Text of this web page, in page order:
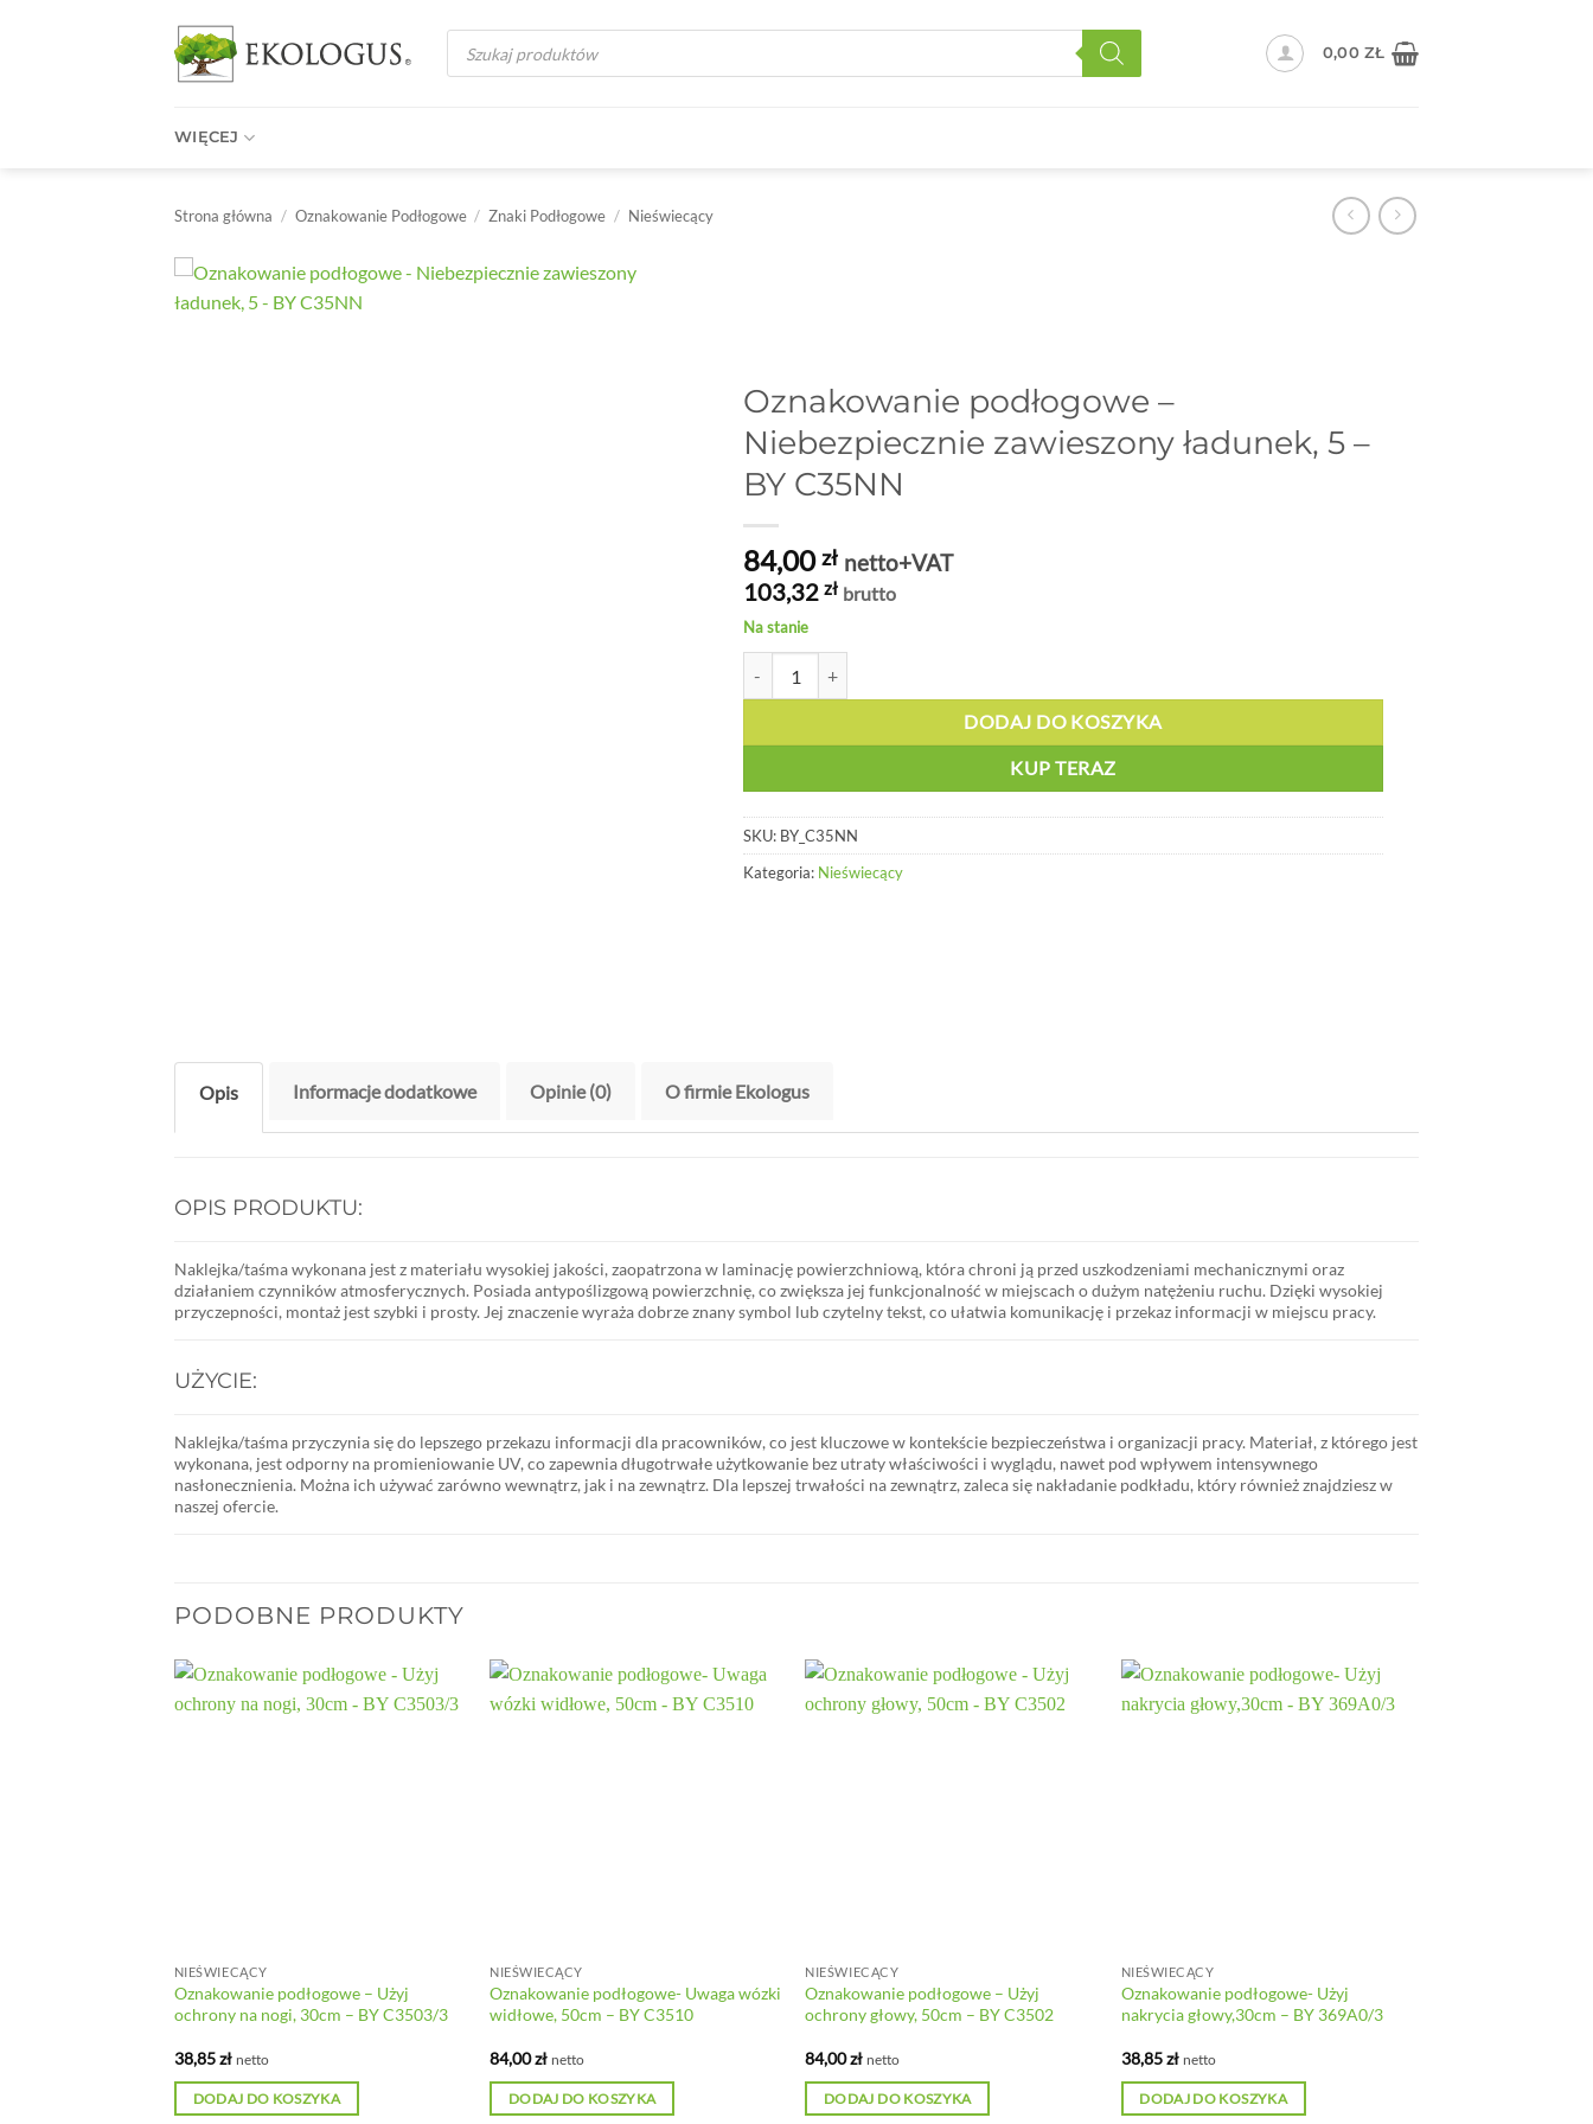
Wyszukiwarka
produktów
0,00ZŁ
WIĘCEJ
Strona główna / Oznakowanie Podłogowe / Znaki Podłogowe / Nieświecący
Oznakowanie podłogowe –
Niebezpiecznie zawieszony ładunek, 5 –
BY C35NN
84,00zł netto+VAT
103,32 zł brutto
Na stanie
DODAJ DO KOSZYKA
KUP TERAZ
SKU: BY_C35NN
Kategoria: Nieświecący
Opis Informacje dodatkowe Opinie (0) O firmie Ekologus
OPIS PRODUKTU:
Naklejka/taśma wykonana jest z materiału wysokiej jakości, zaopatrzona w laminację powierzchniową, która chroni ją przed uszkodzeniami mechanicznymi oraz
działaniem czynników atmosferycznych. Posiada antypоślizgową powierzchnię, co zwiększa jej funkcjonalność w miejscach o dużym natężeniu ruchu. Dzięki wysokiej
przyczepności, montaż jest szybki i prosty. Jej znaczenie wyraża dobrze znany symbol lub czytelny tekst, co ułatwia komunikację i przekaz informacji w miejscu pracy.
UŻYCIE:
Naklejka/taśma przyczynia się do lepszego przekazu informacji dla pracowników, co jest kluczowe w kontekście bezpieczeństwa i organizacji pracy. Materiał, z którego jest
wykonana, jest odporny na promieniowanie UV, co zapewnia długotrwałe użytkowanie bez utraty właściwości i wyglądu, nawet pod wpływem intensywnego
nasłonecznienia. Można ich używać zarówno wewnątrz, jak i na zewnątrz. Dla lepszej trwałości na zewnątrz, zaleca się nakładanie podkładu, który również znajdziesz w
naszej ofercie.
PODOBNE PRODUKTY
NIEŚWIECĄCY
Oznakowanie podłogowe – Użyj
ochrony na nogi, 30cm – BY C3503/3
38,85zł netto
DODAJ DO KOSZYKA
NIEŚWIECĄCY
Oznakowanie podłogowe- Uwaga wózki
widłowe, 50cm – BY C3510
84,00zł netto
DODAJ DO KOSZYKA
NIEŚWIECĄCY
Oznakowanie podłogowe – Użyj
ochrony głowy, 50cm – BY C3502
84,00zł netto
DODAJ DO KOSZYKA
NIEŚWIECĄCY
Oznakowanie podłogowe- Użyj
nakrycia głowy,30cm – BY 369A0/3
38,85zł netto
DODAJ DO KOSZYKA